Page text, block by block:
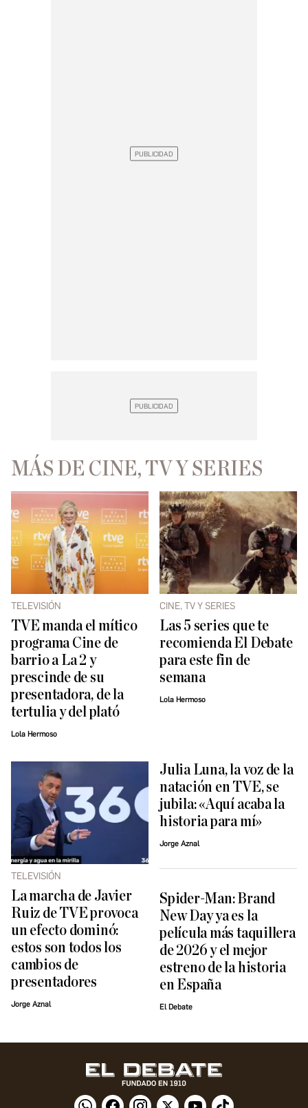
MÁS DE CINE, TV Y SERIES
TELEVISIÓN
TVE manda el mítico
programa Cine de
barrio a La 2 y
prescinde de su
presentadora, de la
tertulia y del plató
Lola Hermoso
CINE, TV Y SERIES
Las 5 series que te
recomienda El Debate
para este fin de
semana
Lola Hermoso
TELEVISIÓN
La marcha de Javier
Ruiz de TVE provoca
un efecto dominó:
estos son todos los
cambios de
presentadores
Jorge Aznal
Julia Luna, la voz de la
natación en TVE, se
jubila: «Aquí acaba la
historia para mí»
Jorge Aznal
Spider-Man: Brand
New Day ya es la
película más taquillera
de 2026 y el mejor
estreno de la historia
en España
El Debate